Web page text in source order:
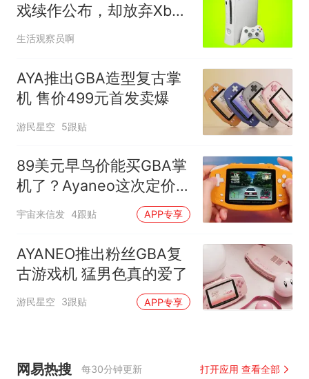
戏续作公布，却放弃Xbox
平台
生活观察员啊
AYA推出GBA造型复古掌
机 售价499元首发卖爆
游民星空 5跟贴
89美元早鸟价能买GBA掌
机了？Ayaneo这次定价
有点东西
宇宙来信发 4跟贴 APP专享
AYANEO推出粉丝GBA复
古游戏机 猛男色真的爱了
游民星空 3跟贴 APP专享
网易热搜 每30分钟更新 打开应用 查看全部